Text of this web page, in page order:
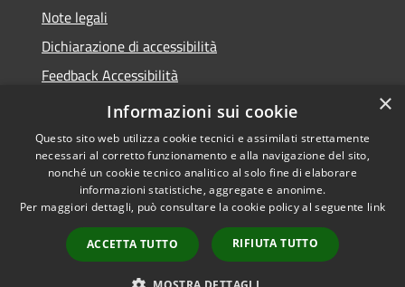
Note legali
Dichiarazione di accessibilità
Feedback Accessibilità
Fatturare al comune
Accessibilità
Le foto nelle pagine sono
concesse dagli autori
presenti supixabay.com
efreepik.com
×
Informazioni sui cookie
Questo sito web utilizza cookie tecnici e assimilati strettamente
necessari al corretto funzionamento e alla navigazione del sito,
nonché un cookie tecnico analitico al solo fine di elaborare
informazioni statistiche, aggregate e anonime.
Per maggiori dettagli, può consultare la cookie policy al seguente link
ACCETTA TUTTO RIFIUTA TUTTO